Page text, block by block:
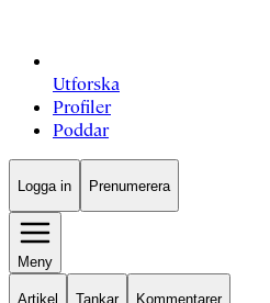
Utforska
Profiler
Poddar
Logga in Prenumerera
Meny
Artikel
Tankar
Kommentarer